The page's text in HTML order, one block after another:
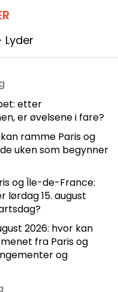
alle deltakerne
eventyr.
Lyder
etter
er øvelsene i fare?
ramme Paris og
uken som begynner
og Île-de-France:
lørdag 15. august
2026: hvor kan
fra Paris og
og